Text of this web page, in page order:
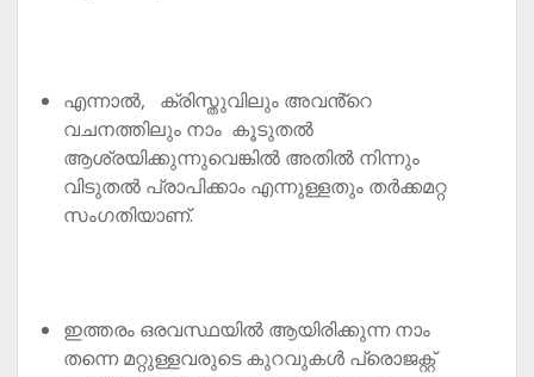
എന്നാൽ, ക്രിസ്തുവിലും അവൻ്റെ
വചനത്തിലും നാം കൂടുതൽ
ആശ്രയിക്കുന്നുവെങ്കിൽ അതിൽ നിന്നും
വിടുതൽ പ്രാപിക്കാം എന്നുള്ളതും തർക്കമറ്റ
സംഗതിയാണ്.
ഇത്തരം ഒരവസ്ഥയിൽ ആയിരിക്കുന്ന നാം
തന്നെ മറ്റുള്ളവരുടെ കുറവുകൾ പ്രൊജക്റ്റ്